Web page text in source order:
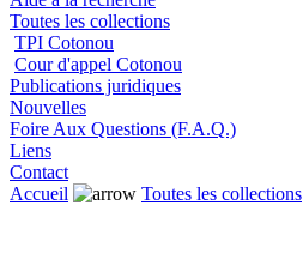
Toutes les collections
TPI Cotonou
Cour d'appel Cotonou
Publications juridiques
Nouvelles
Foire Aux Questions (F.A.Q.)
Liens
Contact
Accueil
Toutes les collections